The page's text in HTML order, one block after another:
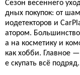
Сезон весеннего
дных покупок: от
иодетекторов и
атором.
а на косметику и
как хобби. Главное
е скупать всё подряд.